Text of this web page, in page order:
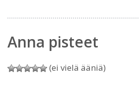
Anna pisteet
(ei vielä ääniä)